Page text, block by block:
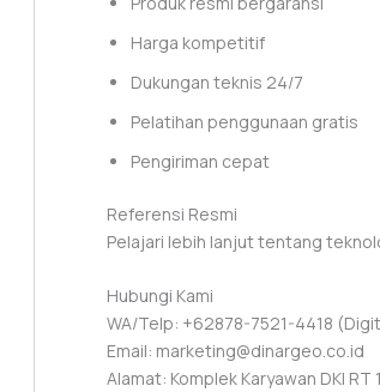
Harga kompetitif
Dukungan teknis 24/7
Pelatihan penggunaan gratis
Pengiriman cepat
Referensi Resmi
Pelajari lebih lanjut tentang
Hubungi Kami
WA/Telp: +62878-7521-4418
Email: marketing@dinargeo.co.id
Alamat: Komplek Karyawan DKI